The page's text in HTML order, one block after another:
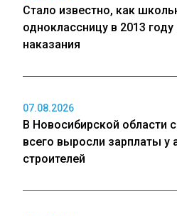
Стало известно, как
одноклассницу в 2013
наказания
07.08.2026
В Новосибирской области
всего выросли зарплаты у
строителей